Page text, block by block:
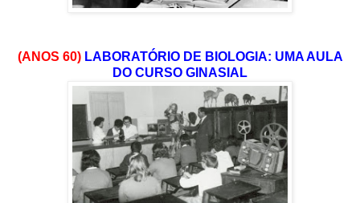
(ANOS 60)LABORATÓRIO DE BIOLOGIA: UMA AULA
DO CURSO GINASIAL